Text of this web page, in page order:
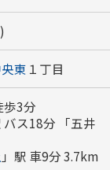
東 １丁目
歩3分
バス18分 「五井
」駅 車9分 3.7km